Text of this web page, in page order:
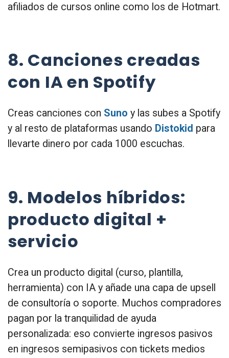
afiliados de cursos online como los de Hotmart.
8. Canciones creadas
con IA en Spotify
Creas canciones con Suno y las subes a Spotify
y al resto de plataformas usando Distokid para
llevarte dinero por cada 1000 escuchas.
9. Modelos híbridos:
producto digital +
servicio
Crea un producto digital (curso, plantilla,
herramienta) con IA y añade una capa de upsell
de consultoría o soporte. Muchos compradores
pagan por la tranquilidad de ayuda
personalizada: eso convierte ingresos pasivos
en ingresos semipasivos con tickets medios